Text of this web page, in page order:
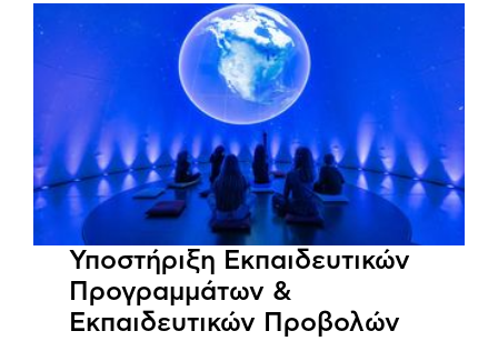
Υποστήριξη Εκπαιδευτικών
Προγραμμάτων &
Εκπαιδευτικών Προβολών